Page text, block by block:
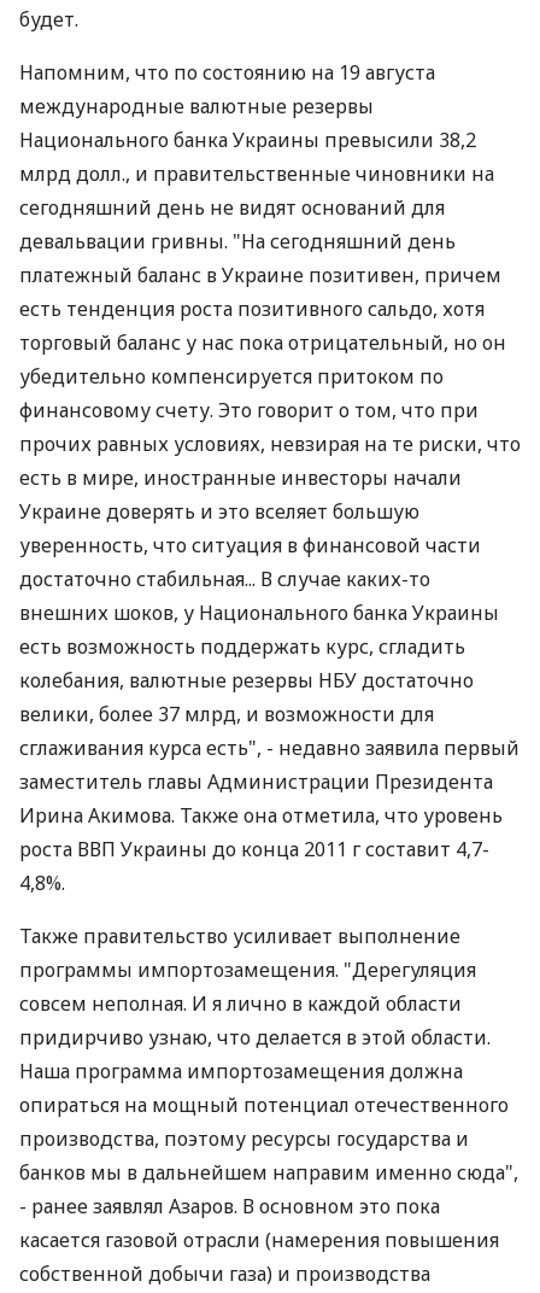
будет.
Напомним, что по состоянию на 19 августа
международные валютные резервы
Национального банка Украины превысили 38,2
млрд долл., и правительственные чиновники на
сегодняшний день не видят оснований для
девальвации гривны. "На сегодняшний день
платежный баланс в Украине позитивен, причем
есть тенденция роста позитивного сальдо, хотя
торговый баланс у нас пока отрицательный, но он
убедительно компенсируется притоком по
финансовому счету. Это говорит о том, что при
прочих равных условиях, невзирая на те риски, что
есть в мире, иностранные инвесторы начали
Украине доверять и это вселяет большую
уверенность, что ситуация в финансовой части
достаточно стабильная... В случае каких-то
внешних шоков, у Национального банка Украины
есть возможность поддержать курс, сгладить
колебания, валютные резервы НБУ достаточно
велики, более 37 млрд, и возможности для
сглаживания курса есть", - недавно заявила первый
заместитель главы Администрации Президента
Ирина Акимова. Также она отметила, что уровень
роста ВВП Украины до конца 2011 г составит 4,7-
4,8%.
Также правительство усиливает выполнение
программы импортозамещения. "Дерегуляция
совсем неполная. И я лично в каждой области
придирчиво узнаю, что делается в этой области.
Наша программа импортозамещения должна
опираться на мощный потенциал отечественного
производства, поэтому ресурсы государства и
банков мы в дальнейшем направим именно сюда",
- ранее заявлял Азаров. В основном это пока
касается газовой отрасли (намерения повышения
собственной добычи газа) и производства